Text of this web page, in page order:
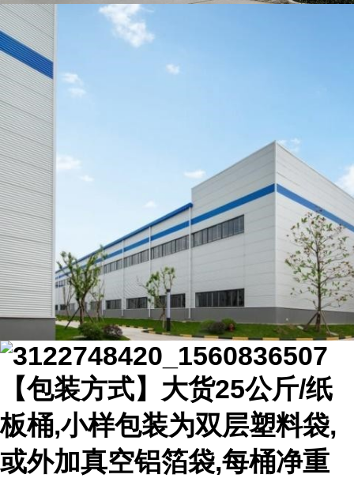
【包装方式】大货25公斤/纸
板桶,小样包装为双层塑料袋,
或外加真空铝箔袋,每桶净重